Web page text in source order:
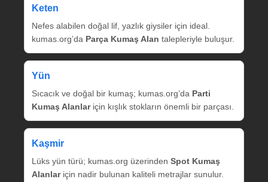
Keten
Nefes alabilen doğal lif, yazlık giysiler için ideal.
kumas.org’da Parça Kumaş Alan talepleriyle buluşur.
Yün
Sıcacık ve doğal bir kumaş; kumas.org’da Parti
Kumaş Alanlariçin kışlık stokların önemli bir parçası.
Kaşmir
Lüks yün türü; kumas.org üzerinden Spot Kumaş
Alanlariçin nadir bulunan kaliteli metrajlar sunulur.